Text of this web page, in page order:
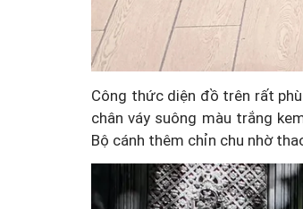
Công thức diện đồ trên rất
chân váy suông màu trắng
Bộ cánh thêm chỉn chu nhờ